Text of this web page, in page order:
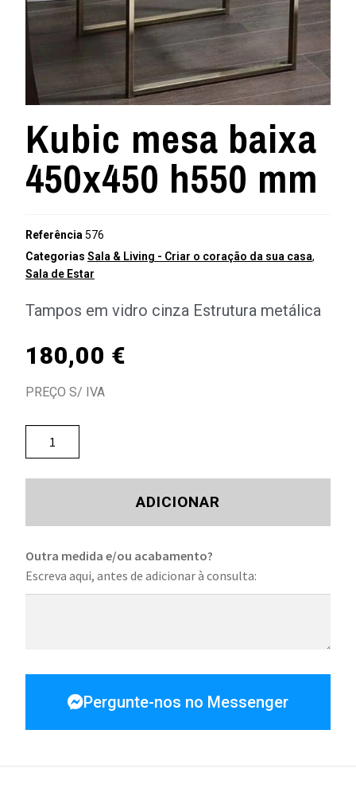
Kubic mesa baixa
450x450 h550 mm
Referência 576
Categorias Sala & Living - Criar o coração da sua casa,
Sala de Estar
Tampos em vidro cinza Estrutura metálica
180,00 €
PREÇO S/ IVA
ADICIONAR
Outra medida e/ou acabamento?
Escreva aqui, antes de adicionar à consulta:
Pergunte-nos no Messenger